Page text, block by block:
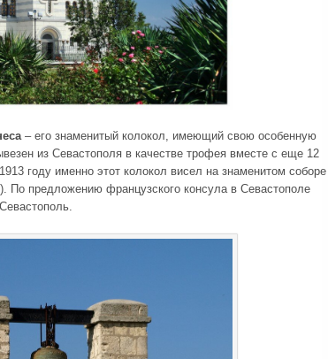
– его знаменитый колокол, имеющий свою особенную
из Севастополя в качестве трофея вместе с еще 12
году именно этот колокол висел на знаменитом соборе
По предложению французского консула в Севастополе